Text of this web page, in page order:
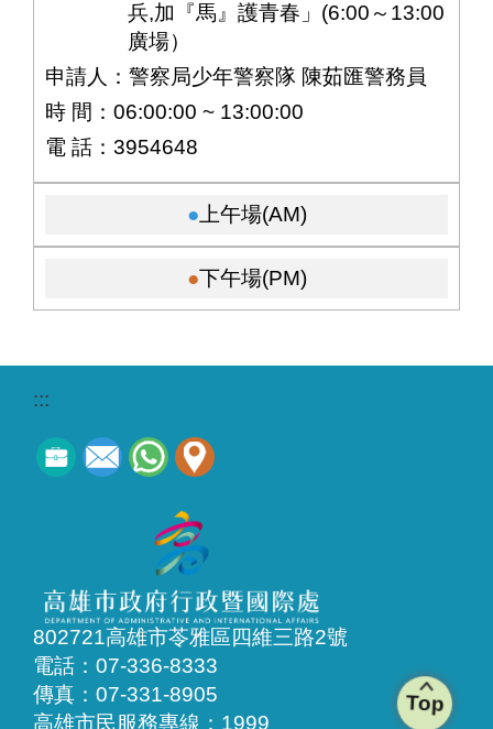
兵,加『馬』護青春」(6:00～13:00
廣場）
申請人：警察局少年警察隊 陳茹匯警務員
時 間：06:00:00 ~ 13:00:00
電 話：3954648
上午場(AM)
下午場(PM)
:::
802721高雄市苓雅區四維三路2號
電話：07-336-8333
傳真：07-331-8905
高雄市民服務專線：1999
Top